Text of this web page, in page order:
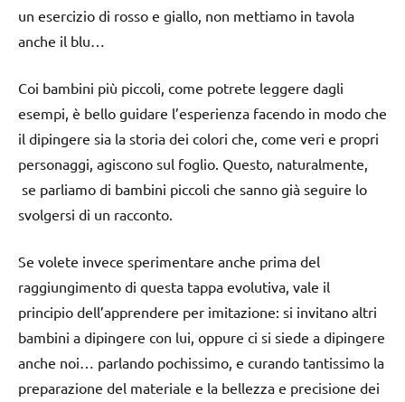
un esercizio di rosso e giallo, non mettiamo in tavola
anche il blu…
Coi bambini più piccoli, come potrete leggere dagli
esempi, è bello guidare l’esperienza facendo in modo che
il dipingere sia la storia dei colori che, come veri e propri
personaggi, agiscono sul foglio. Questo, naturalmente,
se parliamo di bambini piccoli che sanno già seguire lo
svolgersi di un racconto.
Se volete invece sperimentare anche prima del
raggiungimento di questa tappa evolutiva, vale il
principio dell’apprendere per imitazione: si invitano altri
bambini a dipingere con lui, oppure ci si siede a dipingere
anche noi… parlando pochissimo, e curando tantissimo la
preparazione del materiale e la bellezza e precisione dei